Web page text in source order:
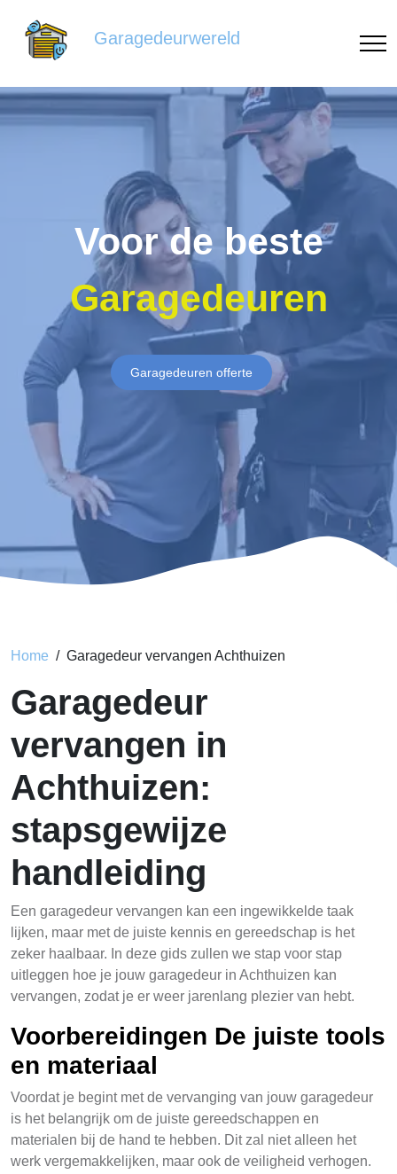
Garagedeurwereld
Voor de beste
Garagedeuren
Garagedeuren offerte
Home Garagedeur vervangen Achthuizen
Garagedeur
vervangen in
Achthuizen:
stapsgewijze
handleiding
Een garagedeur vervangen kan een ingewikkelde taak
lijken, maar met de juiste kennis en gereedschap is het
zeker haalbaar. In deze gids zullen we stap voor stap
uitleggen hoe je jouw garagedeur in Achthuizen kan
vervangen, zodat je er weer jarenlang plezier van hebt.
Voorbereidingen De juiste tools
en materiaal
Voordat je begint met de vervanging van jouw garagedeur
is het belangrijk om de juiste gereedschappen en
materialen bij de hand te hebben. Dit zal niet alleen het
werk vergemakkelijken, maar ook de veiligheid verhogen.